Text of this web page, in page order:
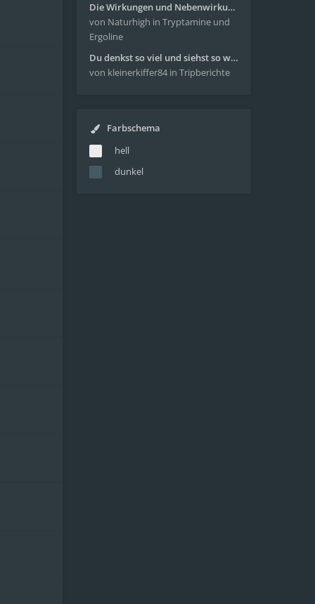
Die Wirkungen und Nebenwirkungen von LSD
von Naturhigh in Tryptamine und
Ergoline
Du denkst so viel und siehst so wenig - wunderbare Reise mit 4g Pilze
von kleinerkiffer84 in Tripberichte
Farbschema
hell
dunkel